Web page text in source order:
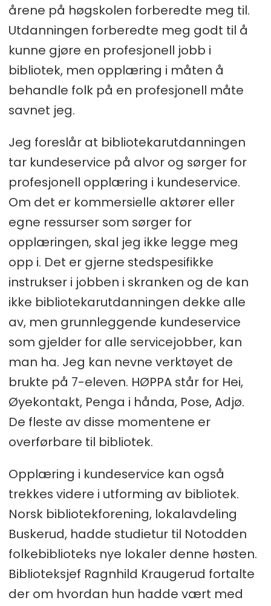
årene på høgskolen forberedte meg til.
Utdanningen forberedte meg godt til å
kunne gjøre en profesjonell jobb i
bibliotek, men opplæring i måten å
behandle folk på en profesjonell måte
savnet jeg.
Jeg foreslår at bibliotekarutdanningen
tar kundeservice på alvor og sørger for
profesjonell opplæring i kundeservice.
Om det er kommersielle aktører eller
egne ressurser som sørger for
opplæringen, skal jeg ikke legge meg
opp i. Det er gjerne stedspesifikke
instrukser i jobben i skranken og de kan
ikke bibliotekarutdanningen dekke alle
av, men grunnleggende kundeservice
som gjelder for alle servicejobber, kan
man ha. Jeg kan nevne verktøyet de
brukte på 7-eleven. HØPPA står for Hei,
Øyekontakt, Penga i hånda, Pose, Adjø.
De fleste av disse momentene er
overførbare til bibliotek.
Opplæring i kundeservice kan også
trekkes videre i utforming av bibliotek.
Norsk bibliotekforening, lokalavdeling
Buskerud, hadde studietur til Notodden
folkebiblioteks nye lokaler denne høsten.
Biblioteksjef Ragnhild Kraugerud fortalte
der om hvordan hun hadde vært med